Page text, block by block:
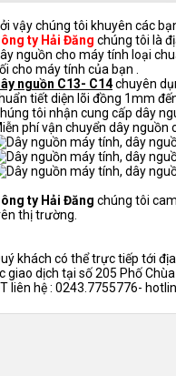
vậy chúng tôi khuyên các
ty Hải Đăng chúng tôi là
nguồn cho máy tính loại
cho máy tính của bạn .
nguồn C13- C14chuyên
tiết diện lõi đồng 1mm
tôi nhận cung cấp dây
phí vận chuyển dây nguồn
ty Hải Đăng chúng tôi
thị trường.
khách có thể trực tiếp tới
giao dịch tại số 205 Phố
liên hệ : 0243.7755776-